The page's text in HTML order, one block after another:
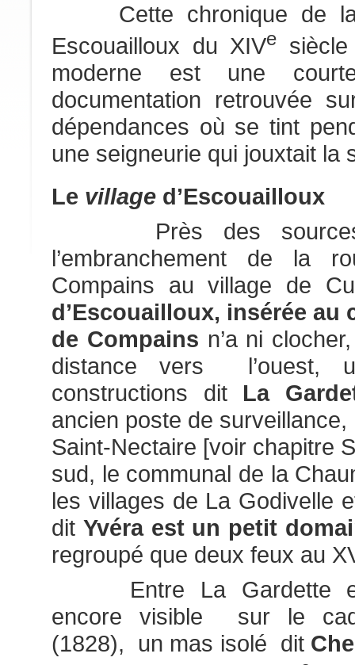
Cette chronique de la
Escouailloux du XIVe
moderne est une
documentation retrouvée
dépendances où se tint
une seigneurie qui jouxtait la
Le village d’Escouailloux
Près des sources
l’embranchement de la
Compains au village de
d’Escouailloux, insérée au
de Compains n’a ni
distance vers l’ouest,
constructions dit La
ancien poste de
Saint-Nectaire [voir chapitre
sud, le communal de la
les villages de La Godivelle
dit Yvéra est un petit
regroupé que deux feux au
Entre La Gardette et
encore visible sur le
(1828), un mas isolé dit